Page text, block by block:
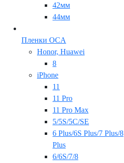
42мм
44мм
Пленки OCA
Honor, Huawei
8
iPhone
11
11 Pro
11 Pro Max
5/5S/5C/SE
6 Plus/6S Plus/7 Plus/8
Plus
6/6S/7/8